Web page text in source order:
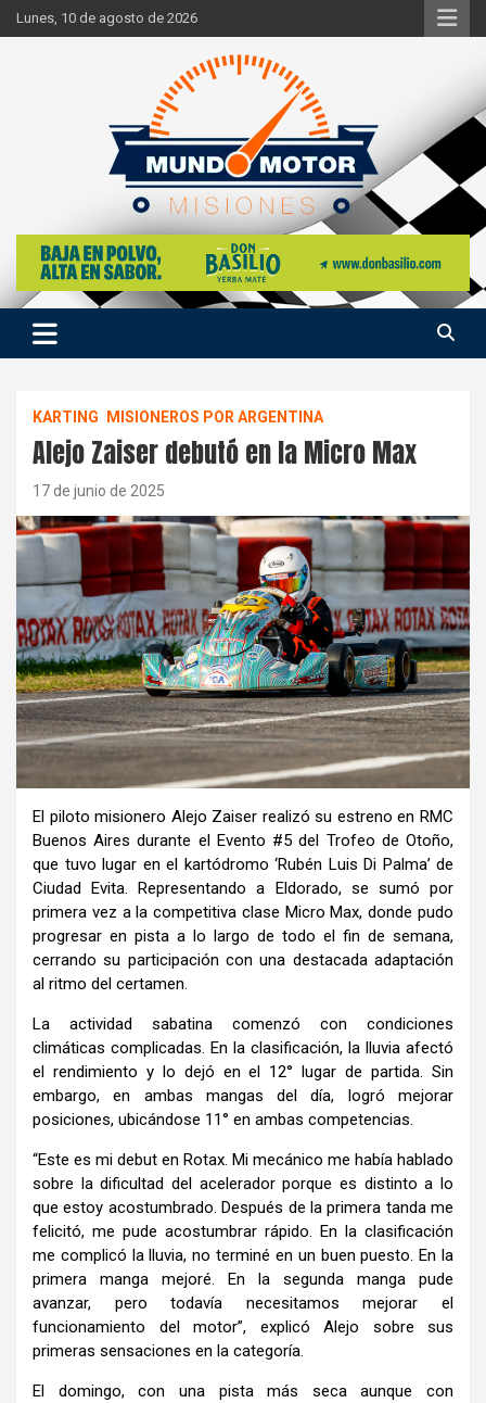
Skip
to
Lunes, 10 de agosto de 2026
Mundo Motor Misiones
Si hay ruido de motores ahí estaremos
KARTING MISIONEROS POR ARGENTINA
Alejo Zaiser debutó en la Micro Max
17 de junio de 2025
El piloto misionero Alejo Zaiser realizó su estreno en RMC
Buenos Aires durante el Evento #5 del Trofeo de Otoño,
que tuvo lugar en el kartódromo ‘Rubén Luis Di Palma’ de
Ciudad Evita. Representando a Eldorado, se sumó por
primera vez a la competitiva clase Micro Max, donde pudo
progresar en pista a lo largo de todo el fin de semana,
cerrando su participación con una destacada adaptación
al ritmo del certamen.
La actividad sabatina comenzó con condiciones
climáticas complicadas. En la clasificación, la lluvia afectó
el rendimiento y lo dejó en el 12° lugar de partida. Sin
embargo, en ambas mangas del día, logró mejorar
posiciones, ubicándose 11° en ambas competencias.
“Este es mi debut en Rotax. Mi mecánico me había hablado
sobre la dificultad del acelerador porque es distinto a lo
que estoy acostumbrado. Después de la primera tanda me
felicitó, me pude acostumbrar rápido. En la clasificación
me complicó la lluvia, no terminé en un buen puesto. En la
primera manga mejoré. En la segunda manga pude
avanzar, pero todavía necesitamos mejorar el
funcionamiento del motor”, explicó Alejo sobre sus
primeras sensaciones en la categoría.
El domingo, con una pista más seca aunque con